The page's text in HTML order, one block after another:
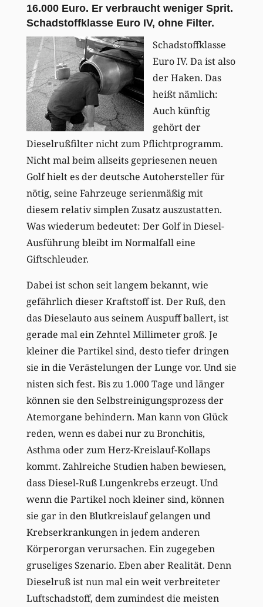
16.000 Euro. Er verbraucht weniger Sprit.
Schadstoffklasse Euro IV, ohne Filter.
Schadstoffklasse
Euro IV. Da ist also
der Haken. Das
heißt nämlich:
Auch künftig
gehört der
Dieselrußfilter nicht zum Pflichtprogramm.
Nicht mal beim allseits gepriesenen neuen
Golf hielt es der deutsche Autohersteller für
nötig, seine Fahrzeuge serienmäßig mit
diesem relativ simplen Zusatz auszustatten.
Was wiederum bedeutet: Der Golf in Diesel-
Ausführung bleibt im Normalfall eine
Giftschleuder.
Dabei ist schon seit langem bekannt, wie
gefährlich dieser Kraftstoff ist. Der Ruß, den
das Dieselauto aus seinem Auspuff ballert, ist
gerade mal ein Zehntel Millimeter groß. Je
kleiner die Partikel sind, desto tiefer dringen
sie in die Verästelungen der Lunge vor. Und sie
nisten sich fest. Bis zu 1.000 Tage und länger
können sie den Selbstreinigungsprozess der
Atemorgane behindern. Man kann von Glück
reden, wenn es dabei nur zu Bronchitis,
Asthma oder zum Herz-Kreislauf-Kollaps
kommt. Zahlreiche Studien haben bewiesen,
dass Diesel-Ruß Lungenkrebs erzeugt. Und
wenn die Partikel noch kleiner sind, können
sie gar in den Blutkreislauf gelangen und
Krebserkrankungen in jedem anderen
Körperorgan verursachen. Ein zugegeben
gruseliges Szenario. Eben aber Realität. Denn
Dieselruß ist nun mal ein weit verbreiteter
Luftschadstoff, dem zumindest die meisten